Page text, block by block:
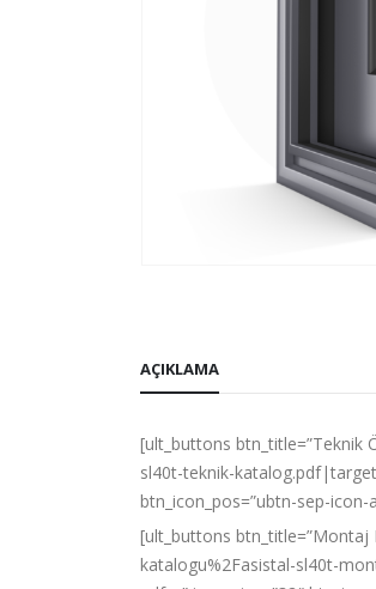
AÇIKLAMA
[ult_buttons btn_title=”Teknik
sl40t-teknik-
btn_icon_pos=”ubtn-sep-icon-
[ult_buttons btn_title=”Montaj
katalogu%2Fasistal-sl40t-